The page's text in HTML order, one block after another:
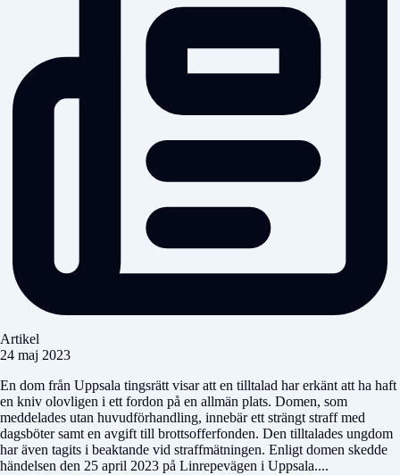
Artikel
24 maj 2023
En dom från Uppsala tingsrätt visar att en tilltalad har erkänt att ha haft
en kniv olovligen i ett fordon på en allmän plats. Domen, som
meddelades utan huvudförhandling, innebär ett strängt straff med
dagsböter samt en avgift till brottsofferfonden. Den tilltalades ungdom
har även tagits i beaktande vid straffmätningen. Enligt domen skedde
händelsen den 25 april 2023 på Linrepevägen i Uppsala....